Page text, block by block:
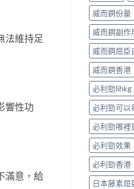
法維持足
響性功
滿意，給
威而鋼份量
威而鋼副作
威而鋼屈臣
威而鋼香港
必利勁lihkg
必利勁可以
必利勁哪裡
必利勁效果
必利勁香港
日本藤素屈